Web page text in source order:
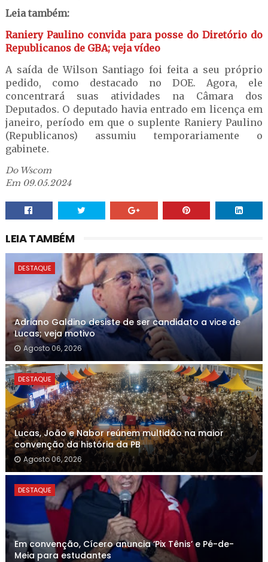
Leia também:
Raniery Paulino convida para posse do Diretório do
Republicanos de GBA; veja vídeo
A saída de Wilson Santiago foi feita a seu próprio
pedido, como destacado no DOE. Agora, ele
concentrará suas atividades na Câmara dos
Deputados. O deputado havia entrado em licença em
janeiro, período em que o suplente Raniery Paulino
(Republicanos) assumiu temporariamente o
gabinete.
Do Wscom
Em 09.05.2024
LEIA TAMBÉM
DESTAQUE
Adriano Galdino desiste de ser candidato a vice de
Lucas; veja motivo
Agosto 06, 2026
DESTAQUE
Lucas, João e Nabor reúnem multidão na maior
convenção da história da PB
Agosto 06, 2026
DESTAQUE
Em convenção, Cícero anuncia ‘Pix Tênis’ e Pé-de-
Meia para estudantes